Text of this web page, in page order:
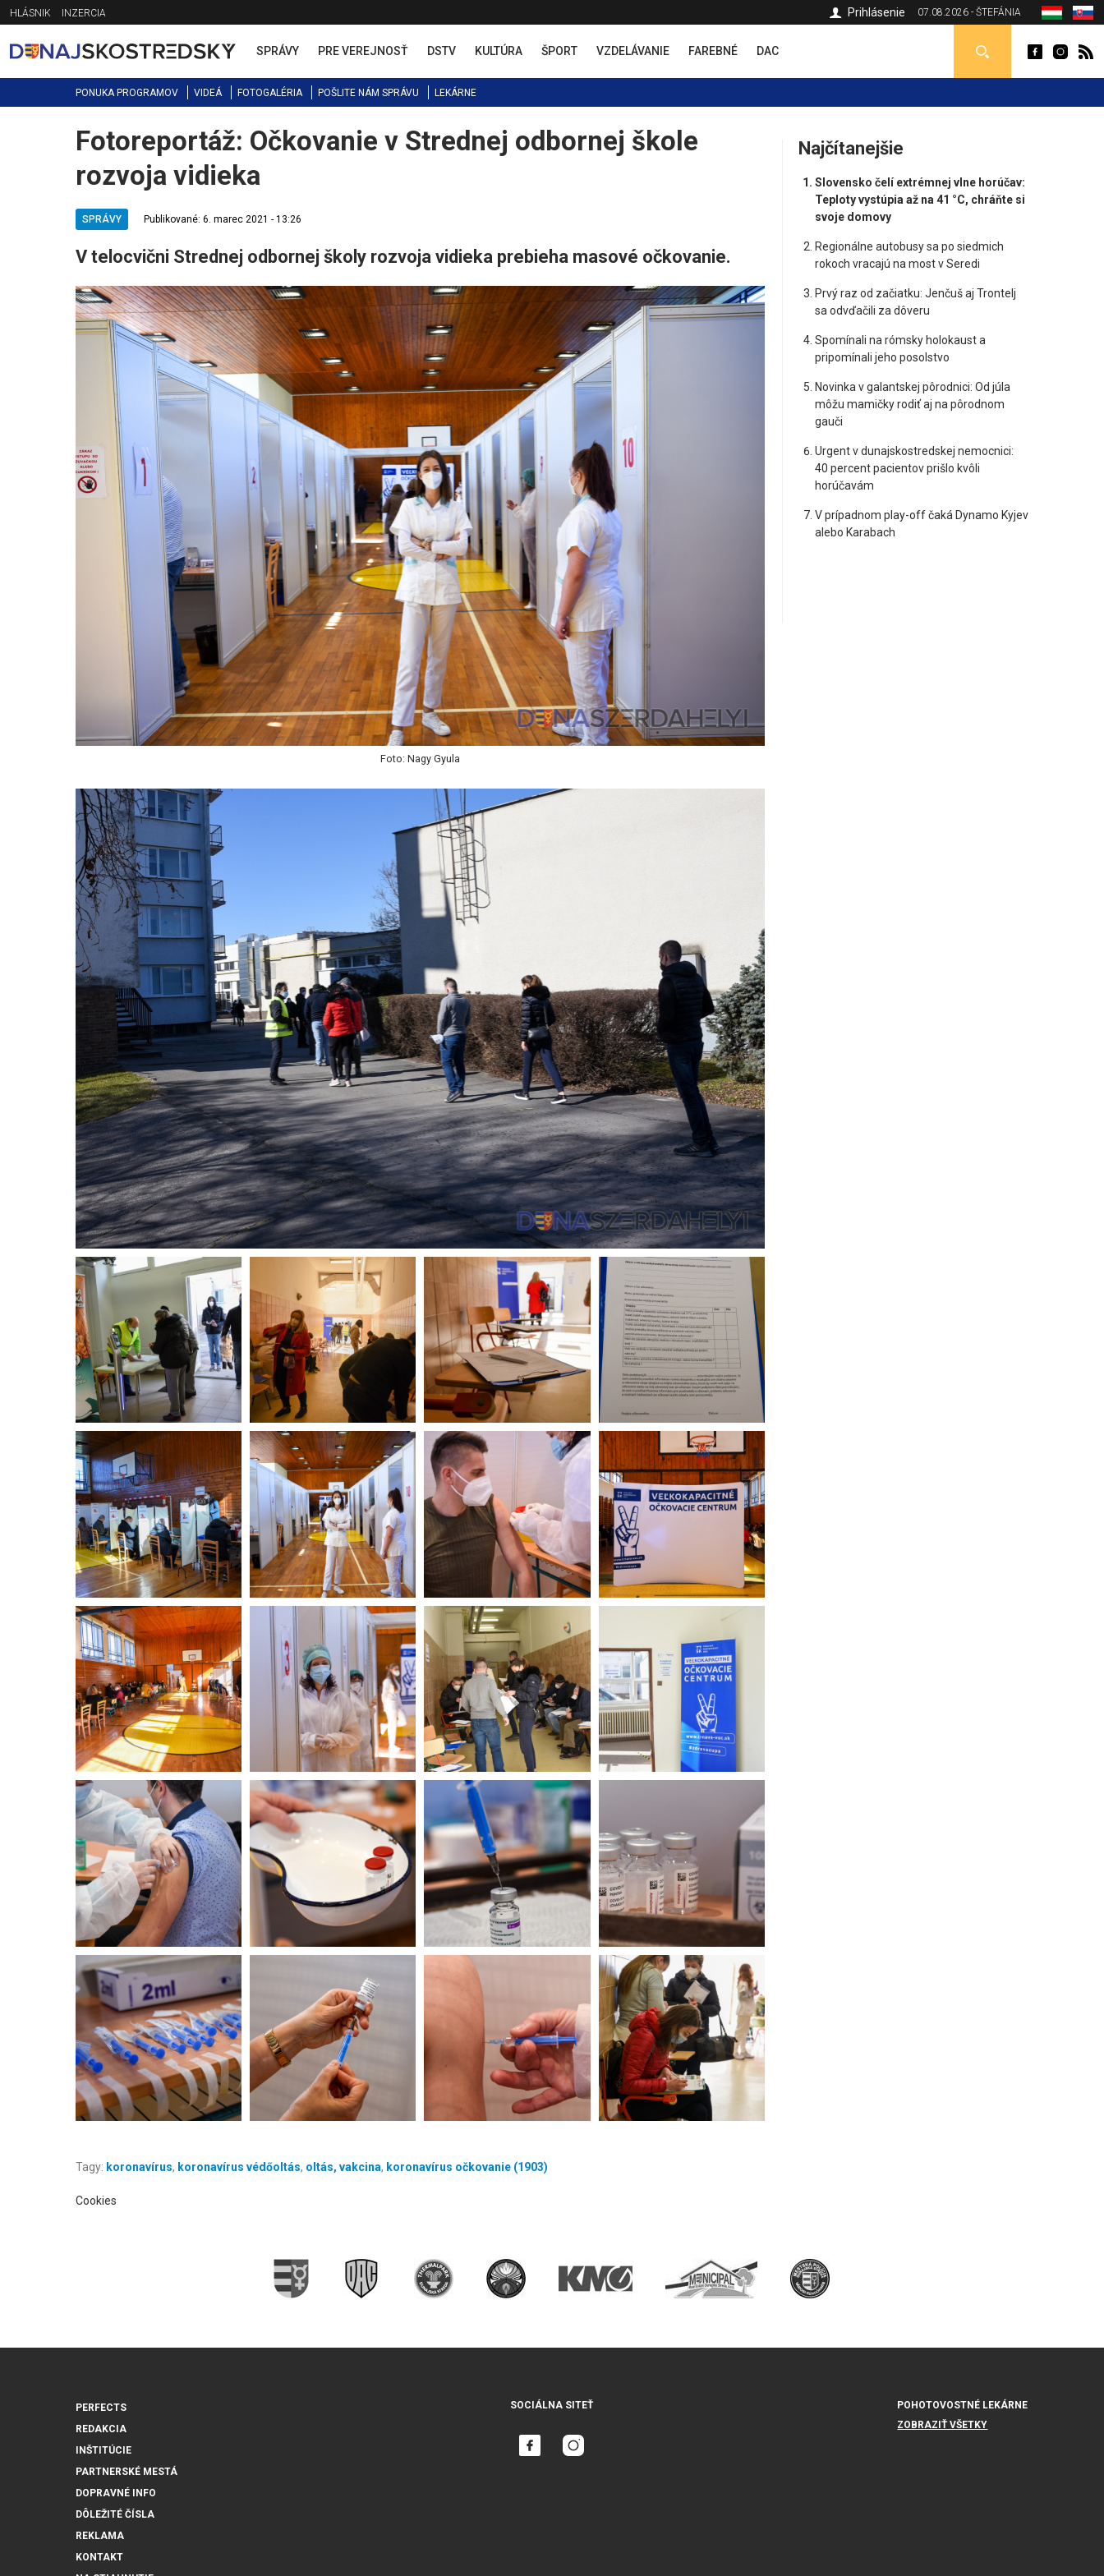
Jump
to
navigation
HLÁSNIK INZERCIA 07.08.2026 - ŠTEFÁNIA
Prihlásenie
SPRÁVY PRE VEREJNOSŤ DSTV KULTÚRA ŠPORT VZDELÁVANIE FAREBNÉ DAC
PONUKA PROGRAMOV VIDEÁ FOTOGALÉRIA POŠLITE NÁM SPRÁVU LEKÁRNE
Back
to
Fotoreportáž: Očkovanie v Strednej odbornej škole
rozvoja vidieka
SPRÁVY Publikované: 6. marec 2021 - 13:26
V telocvični Strednej odbornej školy rozvoja vidieka prebieha masové očkovanie.
Foto: Nagy Gyula
Tagy: koronavírus, koronavírus védőoltás, oltás, vakcina, koronavírus očkovanie (1903)
Cookies
Najčítanejšie
Slovensko čelí extrémnej vlne horúčav:
Teploty vystúpia až na 41 °C, chráňte si
svoje domovy
Regionálne autobusy sa po siedmich
rokoch vracajú na most v Seredi
Prvý raz od začiatku: Jenčuš aj Trontelj
sa odvďačili za dôveru
Spomínali na rómsky holokaust a
pripomínali jeho posolstvo
Novinka v galantskej pôrodnici: Od júla
môžu mamičky rodiť aj na pôrodnom
gauči
Urgent v dunajskostredskej nemocnici:
40 percent pacientov prišlo kvôli
horúčavám
V prípadnom play-off čaká Dynamo Kyjev
alebo Karabach
PERFECTS
REDAKCIA
INŠTITÚCIE
PARTNERSKÉ MESTÁ
DOPRAVNÉ INFO
DÔLEŽITÉ ČÍSLA
REKLAMA
KONTAKT
SOCIÁLNA SITEŤ
POHOTOVOSTNÉ LEKÁRNE
ZOBRAZIŤ VŠETKY